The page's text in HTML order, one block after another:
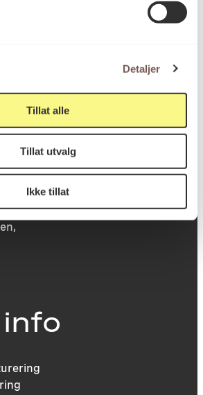
Detaljer
Tillat alle
Tillat utvalg
Ikke tillat